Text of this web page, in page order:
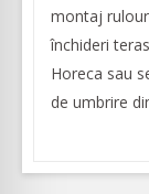
montaj
închideri
Horeca sau
de umbrire